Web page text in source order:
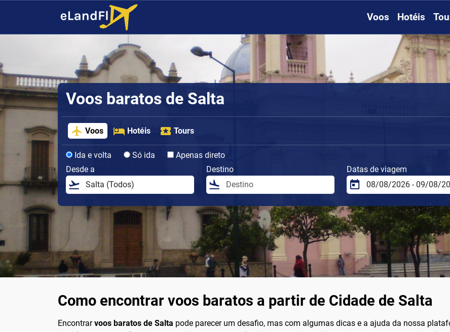
Voos Hotéis
Voos baratos de Salta
Voos Hotéis Tours
Ida e volta Só ida
Apenas direto
Desde a
Destino Datas de viagem
Como encontrar voos baratos a partir de Cidade de Salta
Encontrarvoos baratos de Salta pode parecer um desafio, mas com algumas dicas e a ajuda da nossa